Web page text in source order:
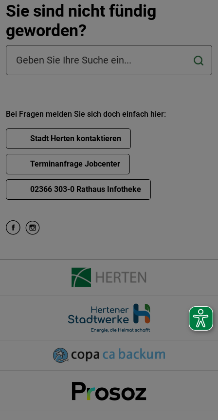
Sie sind nicht fündig
geworden?
Suchfeld in der Fußzeile
Bei Fragen melden Sie sich doch einfach hier:
Stadt Herten kontaktieren
Terminanfrage Jobcenter
02366 303-0 Rathaus Infotheke